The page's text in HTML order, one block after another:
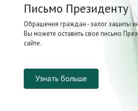
Письмо Президенту
Обращения граждан - залог защиты
Вы можете оставить свое письмо
сайте.
Узнать больше